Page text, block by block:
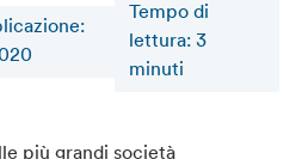
Tempo di
lettura: 3
minuti
più grandi società